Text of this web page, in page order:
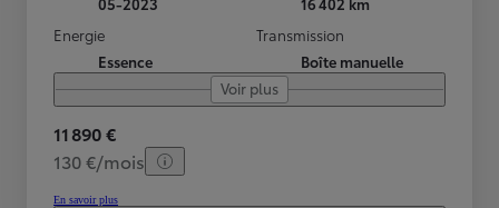
Energie
Essence
Transmission
Boîte manuelle
Voir plus
11 890 €
130 €/mois
En savoir plus